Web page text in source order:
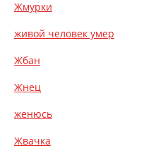
Жмурки
живой человек умер
Жбан
Жнец
женюсь
Жвачка